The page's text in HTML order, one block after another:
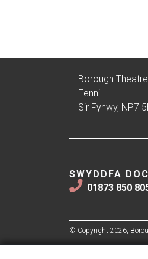
Borough
Fenni
Sir Fynwy, NP7
SWYDDFA
01873 850
© Copyright 2026,